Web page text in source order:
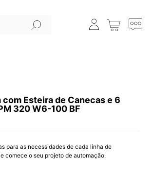
Esteira de Canecas e 6
320 W6-100 BF
para as necessidades de cada linha de
comece o seu projeto de automação.